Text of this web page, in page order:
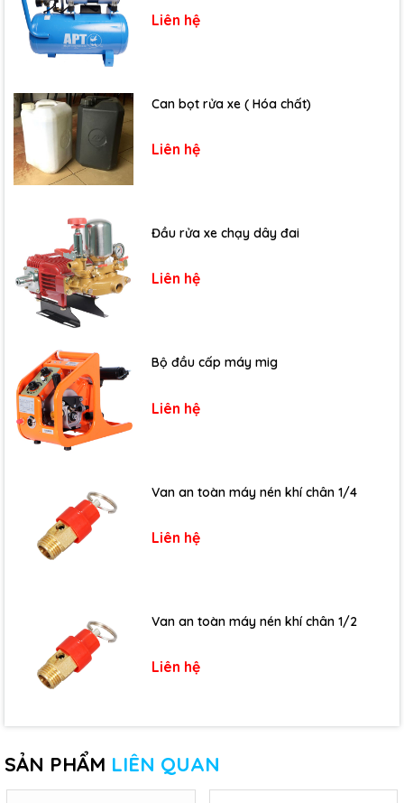
Liên hệ
Can bọt rửa xe ( Hóa chất)
Liên hệ
Đầu rửa xe chạy dây đai
Liên hệ
Bộ đầu cấp máy mig
Liên hệ
Van an toàn máy nén khí chân 1/4
Liên hệ
Van an toàn máy nén khí chân 1/2
Liên hệ
SẢN PHẨM LIÊN QUAN